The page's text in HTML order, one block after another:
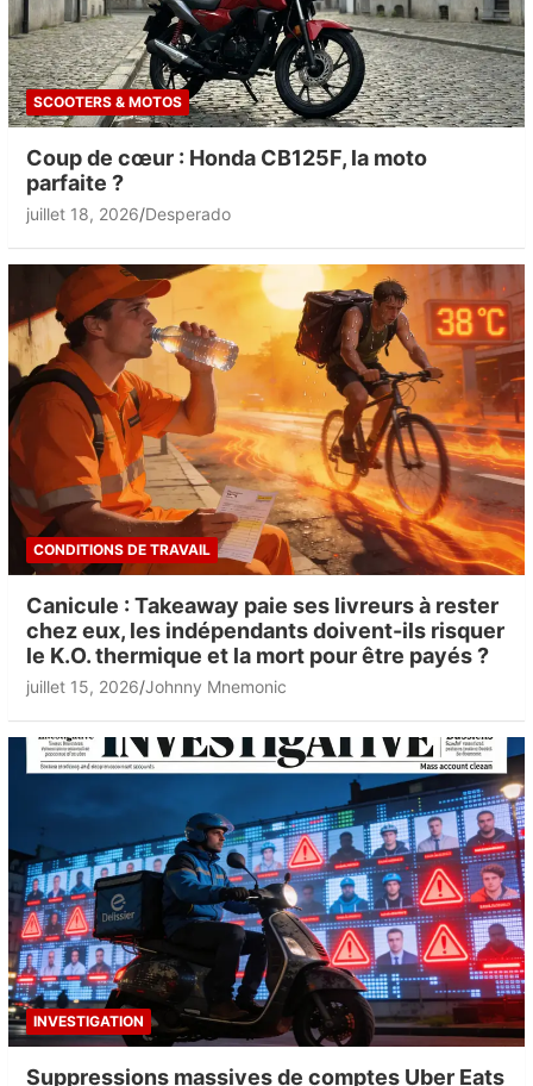
SCOOTERS & MOTOS
Coup de cœur : Honda CB125F, la moto
parfaite ?
juillet 18, 2026 Desperado
CONDITIONS DE TRAVAIL
Canicule : Takeaway paie ses livreurs à rester
chez eux, les indépendants doivent-ils risquer
le K.O. thermique et la mort pour être payés ?
juillet 15, 2026 Johnny Mnemonic
INVESTIGATION
Suppressions massives de comptes Uber Eats